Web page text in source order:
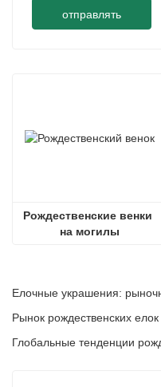
отправлять
Рождественские венки
на могилы